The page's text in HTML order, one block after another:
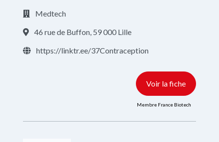
Medtech
46 rue de Buffon, 59 000 Lille
https://linktr.ee/37Contraception
Voir la fiche
Membre France Biotech